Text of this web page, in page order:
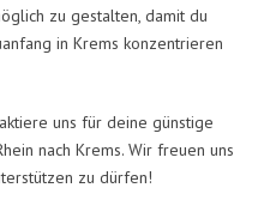
zu gestalten, damit du
in Krems konzentrieren
uns für deine günstige
nach Krems. Wir freuen uns
zu dürfen!